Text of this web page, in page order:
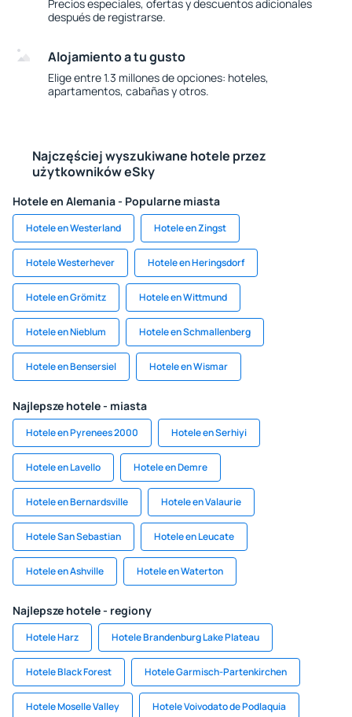
Precios especiales, ofertas y descuentos adicionales
después de registrarse.
Alojamiento a tu gusto
Elige entre 1.3 millones de opciones: hoteles,
apartamentos, cabañas y otros.
Najczęściej wyszukiwane hotele przez
użytkowników eSky
Hotele en Alemania - Popularne miasta
Hotele en Westerland Hotele en Zingst
Hotele Westerhever Hotele en Heringsdorf
Hotele en Grömitz Hotele en Wittmund
Hotele en Nieblum Hotele en Schmallenberg
Hotele en Bensersiel Hotele en Wismar
Najlepsze hotele - miasta
Hotele en Pyrenees 2000 Hotele en Serhiyi
Hotele en Lavello Hotele en Demre
Hotele en Bernardsville Hotele en Valaurie
Hotele San Sebastian Hotele en Leucate
Hotele en Ashville Hotele en Waterton
Najlepsze hotele - regiony
Hotele Harz Hotele Brandenburg Lake Plateau
Hotele Black Forest Hotele Garmisch-Partenkirchen
Hotele Moselle Valley Hotele Voivodato de Podlaquia